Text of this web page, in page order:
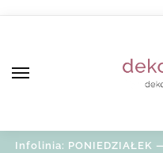
Infolinia: PONIEDZIAŁEK